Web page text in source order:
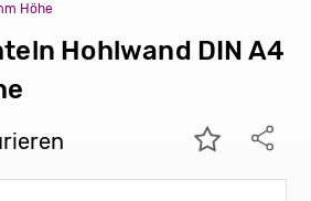
Höhe
Hohlwand DIN A4